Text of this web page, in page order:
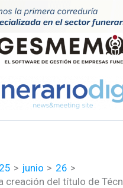
junio
26
creación del título de